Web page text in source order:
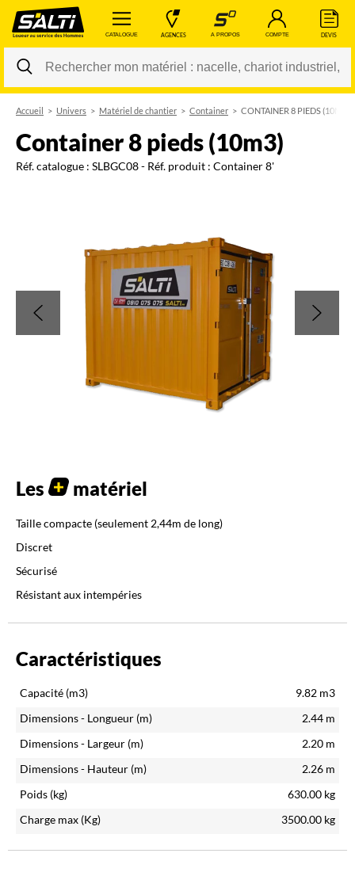
CATALOGUE AGENCES A PROPOS COMPTE DEVIS
Changer
Accueil Univers Matériel de chantier Container CONTAINER 8 PIEDS (10M3)
container 8 pieds (10m3)
Réf. catalogue : SLBGC08- Réf. produit : Container 8'
Les matériel
Taille compacte (seulement 2,44m de long)
Discret
Sécurisé
Résistant aux intempéries
Caractéristiques
Capacité (m3) 9.82 m3
Dimensions - Longueur (m)
2.44 m
Dimensions - Largeur (m)
2.20 m
Dimensions - Hauteur (m)
2.26 m
Poids (kg)
630.00 kg
Charge max (Kg)
3500.00 kg